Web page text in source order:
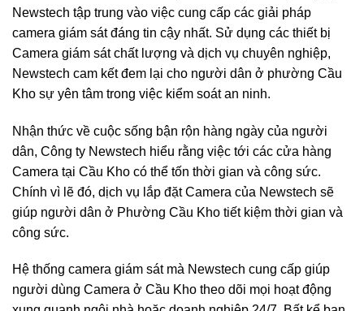
Newstech tập trung vào việc cung cấp các giải pháp
camera giám sát đáng tin cậy nhất. Sử dụng các thiết bị
Camera giám sát chất lượng và dịch vụ chuyên nghiệp,
Newstech cam kết đem lại cho người dân ở phường Cầu
Kho sự yên tâm trong việc kiểm soát an ninh.
Nhận thức về cuộc sống bận rộn hàng ngày của người
dân, Công ty Newstech hiểu rằng việc tới các cửa hàng
Camera tại Cầu Kho có thể tốn thời gian và công sức.
Chính vì lẽ đó, dịch vụ lắp đặt Camera của Newstech sẽ
giúp người dân ở Phường Cầu Kho tiết kiệm thời gian và
công sức.
Hệ thống camera giám sát mà Newstech cung cấp giúp
người dùng Camera ở Cầu Kho theo dõi mọi hoạt động